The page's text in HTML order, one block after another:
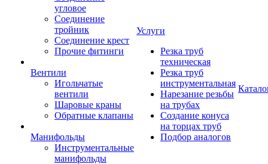
угловое
Соединение
тройник
Соединение крест
Прочие фитинги
Вентили
Игольчатые
вентили
Шаровые краны
Обратные клапаны
Манифольды
Инструментальные
манифольды
Услуги
Резка труб
техническая
Резка труб
инструментальная
Нарезание резьбы
на трубах
Создание конуса
на торцах труб
Подбор аналогов